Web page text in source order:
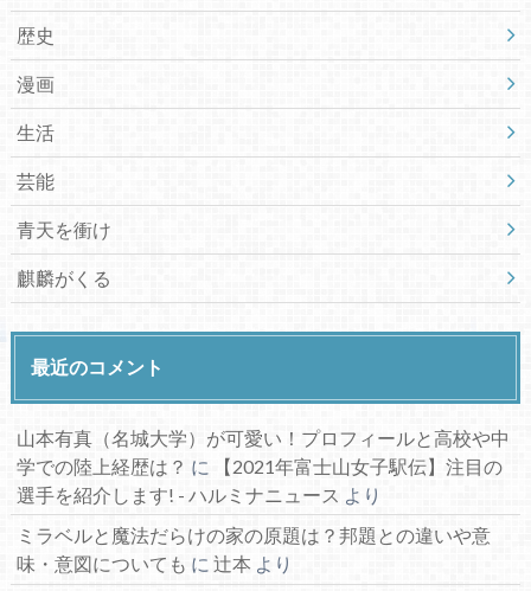
歴史
漫画
生活
芸能
青天を衝け
麒麟がくる
最近のコメント
山本有真（名城大学）が可愛い！プロフィールと高校や中
学での陸上経歴は？ に
【2021年富士山女子駅伝】注目の
選手を紹介します! - ハルミナニュース より
ミラベルと魔法だらけの家の原題は？邦題との違いや意
味・意図についても に 辻本 より